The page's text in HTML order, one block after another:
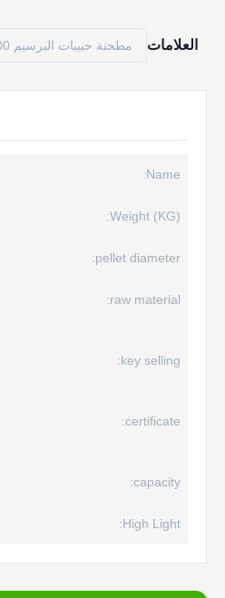
العلامات مطحنة حبيبات البرسيم 9000 واط
Name:
Weight (KG):
pellet diameter:
raw material:
key selling:
certificate:
capacity:
High Light: